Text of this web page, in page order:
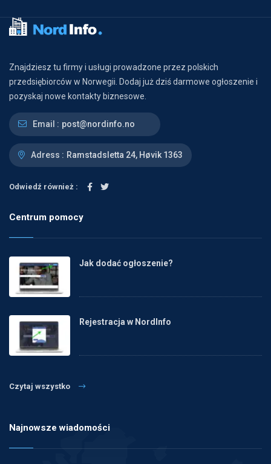
Znajdziesz tu firmy i usługi prowadzone przez polskich
przedsiębiorców w Norwegii. Dodaj już dziś darmowe ogłoszenie i
pozyskaj nowe kontakty biznesowe.
Email : post@nordinfo.no
Adress : Ramstadsletta 24, Høvik 1363
Odwiedź również :
Centrum pomocy
Jak dodać ogłoszenie?
Rejestracja w NordInfo
Czytaj wszystko
Najnowsze wiadomości